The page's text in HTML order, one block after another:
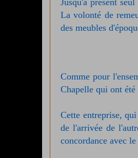
La volonté de
des meubles
Comme pour
Chapelle qui ont été
Cette entreprise,
de l'arrivée de
concordance avec